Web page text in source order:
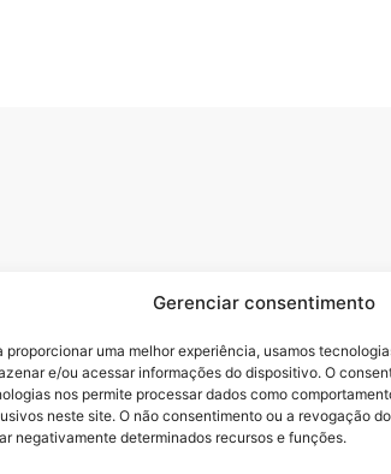
Gerenciar consentimento
proporcionar uma melhor experiência, usamos
e/ou acessar informações do dispositivo. O
nos permite processar dados como
neste site. O não consentimento ou a revogação
negativamente determinados recursos e funções.
Emanuel Batista,.